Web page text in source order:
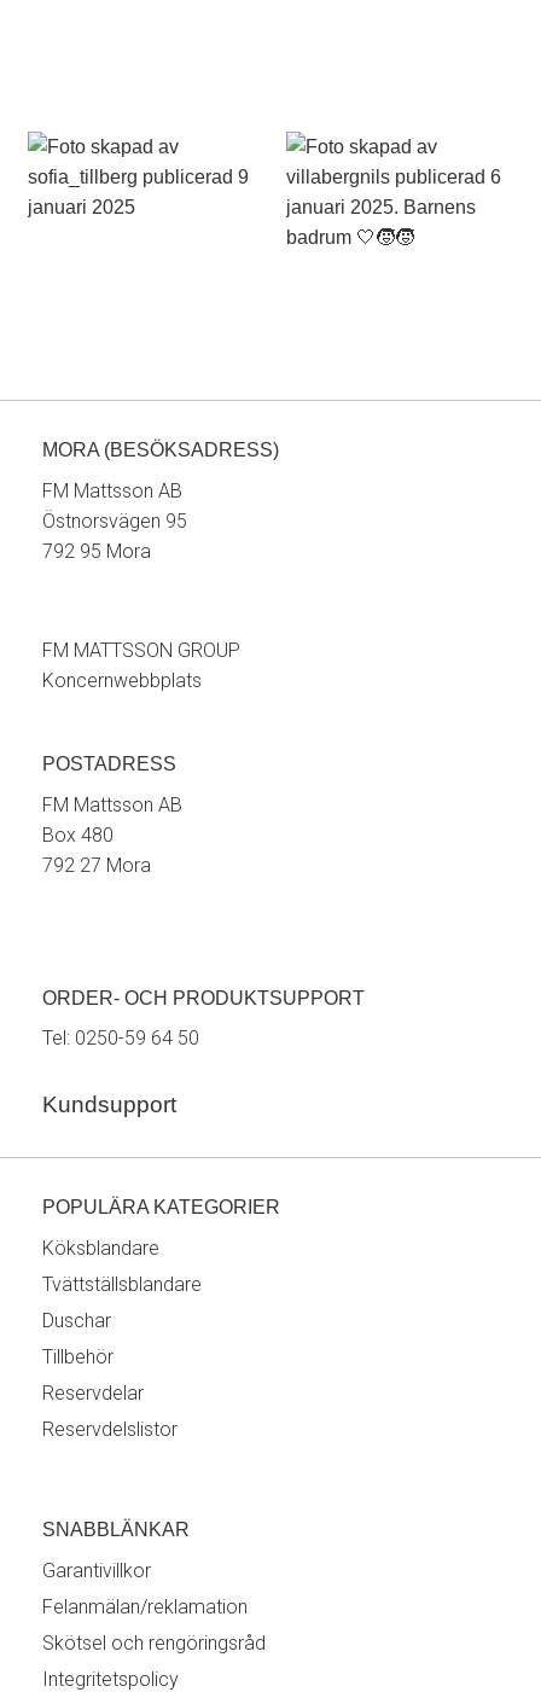
MORA (BESÖKSADRESS)
FM Mattsson AB
Östnorsvägen 95
792 95 Mora
FM MATTSSON GROUP
Koncernwebbplats
POSTADRESS
FM Mattsson AB
Box 480
792 27 Mora
ORDER- OCH PRODUKTSUPPORT
Tel: 0250-59 64 50
Kundsupport
POPULÄRA KATEGORIER
Köksblandare
Tvättställsblandare
Duschar
Tillbehör
Reservdelar
Reservdelslistor
SNABBLÄNKAR
Garantivillkor
Felanmälan/reklamation
Skötsel och rengöringsråd
Integritetspolicy